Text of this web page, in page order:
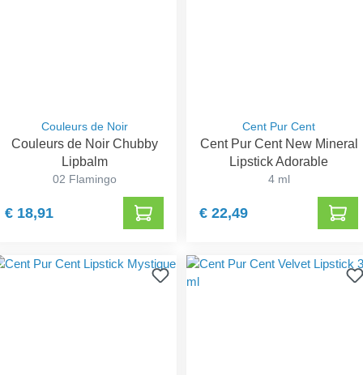
Couleurs de Noir
Couleurs de Noir Chubby
Lipbalm
02 Flamingo
€ 18,91
Cent Pur Cent
Cent Pur Cent New Mineral
Lipstick Adorable
4 ml
€ 22,49